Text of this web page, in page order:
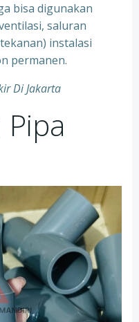
bisa digunakan
saluran
instalasi
permanen.
Di Jakarta